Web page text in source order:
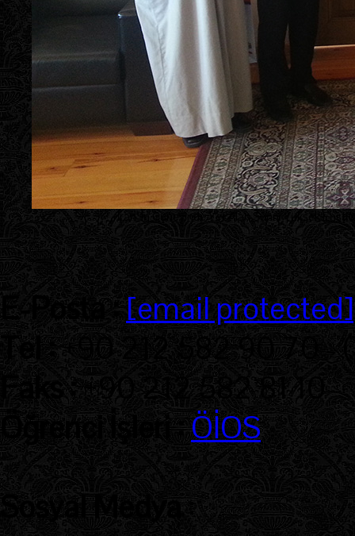
İran’ In Güneyinde Yer Alan Sünni Yüksek
E-Posta :[email protected]
Tel :+90 212 582 90 70 -
Faks :+90 212 582 81 10
Öğrenci İşleri :ÖİOS
Sosyal Medya: